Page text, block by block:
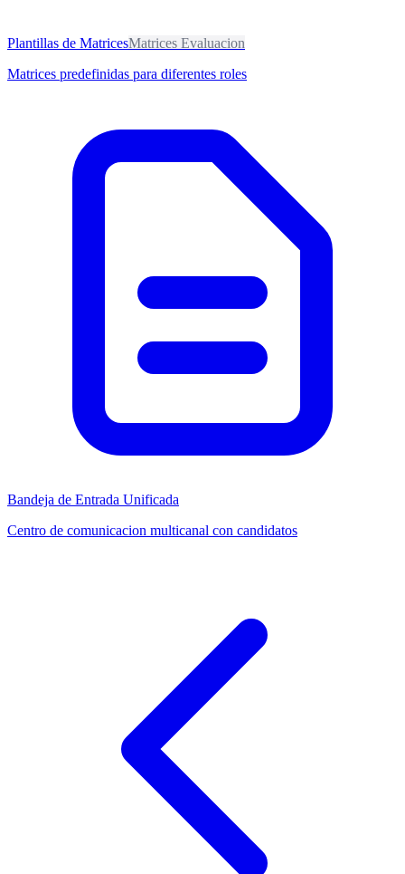
Plantillas de MatricesMatrices Evaluacion
Matrices predefinidas para diferentes roles
Bandeja de Entrada Unificada
Centro de comunicacion multicanal con candidatos